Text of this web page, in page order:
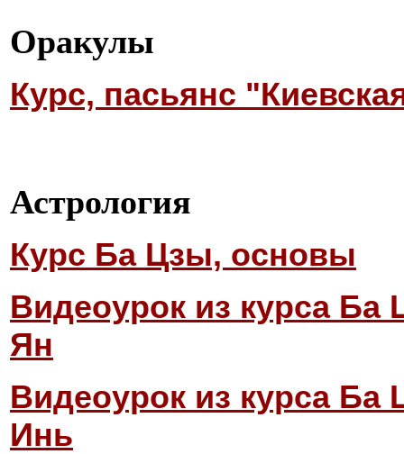
Оракулы
Курс, пасьянс
Астрология
Курс Ба Цзы, основы
Видеоурок из курса
Ян
Видеоурок из курса
Инь